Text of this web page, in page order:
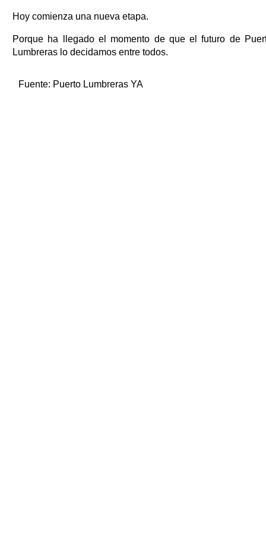
Hoy comienza una nueva etapa.
Porque ha llegado el momento de que el futuro de
Lumbreras lo decidamos entre todos.
Fuente: Puerto Lumbreras YA